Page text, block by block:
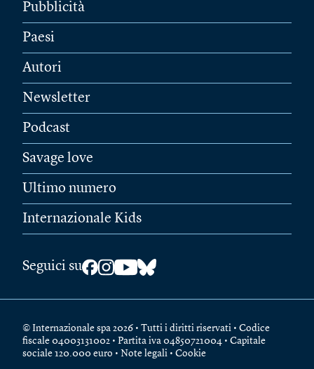
Pubblicità
Paesi
Autori
Newsletter
Podcast
Savage love
Ultimo numero
Internazionale Kids
Seguici su
© Internazionale spa 2026 • Tutti i diritti riservati • Codice
fiscale 04003131002 • Partita iva 04850721004 • Capitale
sociale 120.000 euro • Note legali • Cookie